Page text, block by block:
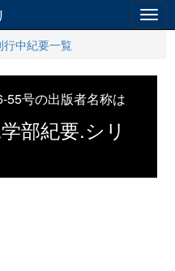
行中紀要一覧
55号の出版者名称は
部紀要.シリ